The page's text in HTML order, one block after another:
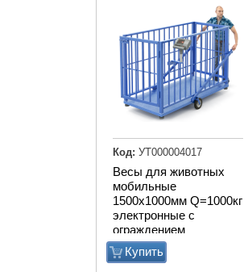
Весы для животных
мобильные
1500х1000мм Q=1000кг
электронные с
ограждением
Купить
Код: УТ000004017